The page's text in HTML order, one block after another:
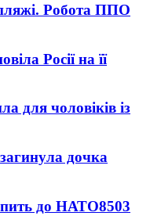
Робота ППО
Росії на її
для чоловіків із
дочка
до НАТО8503